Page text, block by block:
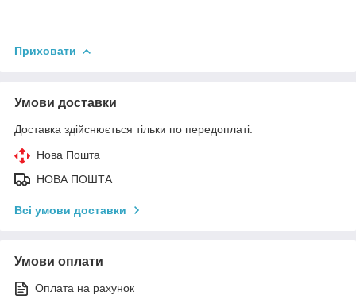
Приховати
Умови доставки
Доставка здійснюється тільки по передоплаті.
Нова Пошта
НОВА ПОШТА
Всі умови доставки
Умови оплати
Оплата на рахунок